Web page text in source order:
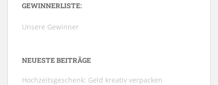
GEWINNERLISTE:
Unsere Gewinner
NEUESTE BEITRÄGE
Hochzeitsgeschenk: Geld kreativ verpacken